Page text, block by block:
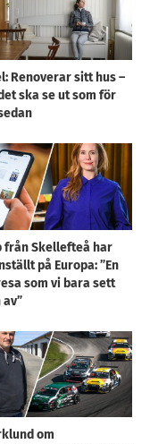
Renoverar sitt hus –
ska se ut som för
från Skellefteå har
på Europa: ”En
som vi bara sett
om